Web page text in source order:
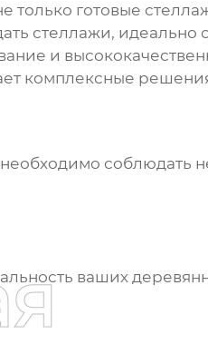
готовые
стеллажи,
и
комплексные
соблюдать
ваших